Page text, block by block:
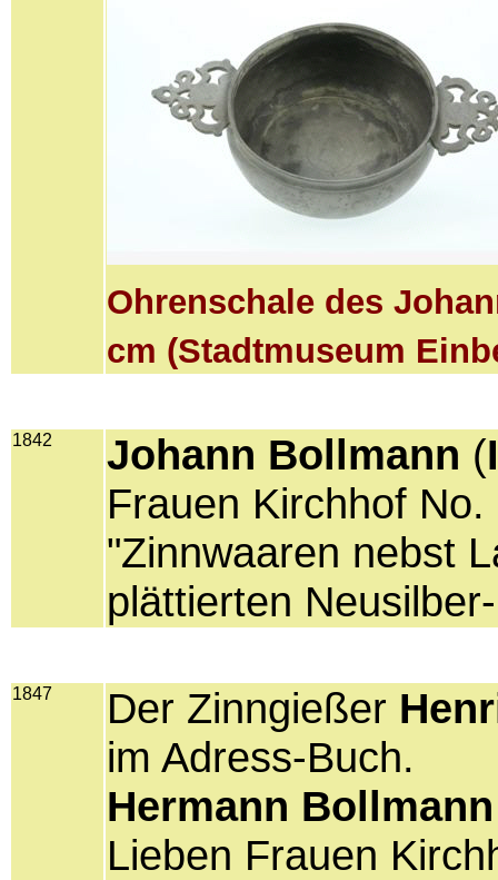
Ohrenschale des
cm (Stadtmuseum
1842 Johann Bollmann (
Frauen Kirchhof
"Zinnwaaren nebst
plättierten
1847 Der Zinngießer
im Adress-Buch.
Hermann Bollmann
Lieben Frauen